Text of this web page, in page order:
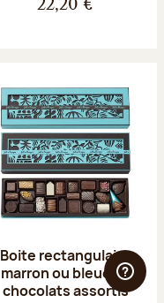
22,20 €
Boite rectangulaire
marron ou bleue 23
chocolats assortis